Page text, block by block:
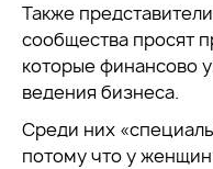
Также
сообщества просят
которые финансово
ведения бизнеса.
Среди них
потому что у